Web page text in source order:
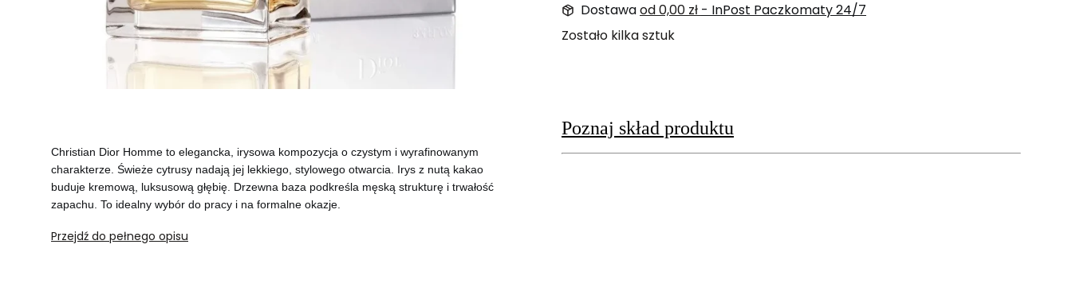
Christian Dior Homme to elegancka, irysowa kompozycja o czystym i wyrafinowanym
charakterze. Świeże cytrusy nadają jej lekkiego, stylowego otwarcia. Irys z nutą kakao
buduje kremową, luksusową głębię. Drzewna baza podkreśla męską strukturę i trwałość
zapachu. To idealny wybór do pracy i na formalne okazje.
Przejdź do pełnego opisu
Dostawaod 0,00 zł - InPost Paczkomaty 24/7
Zostało kilka sztuk
Poznaj skład produktu